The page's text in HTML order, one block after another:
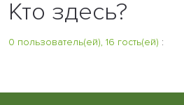
Кто здесь?
0 пользователь(ей), 16 гость(ей) :